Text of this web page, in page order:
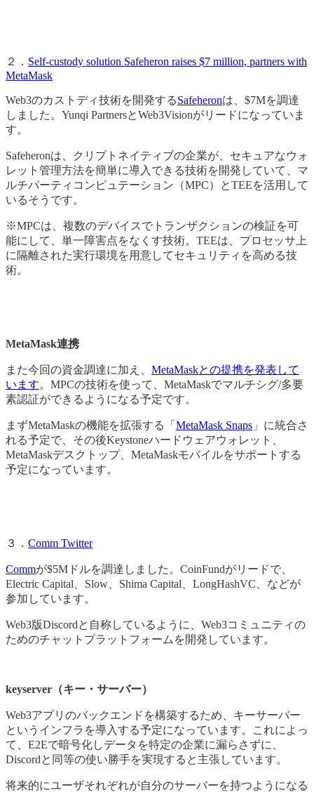
２． Self-custody solution Safeheron raises $7 million, partners with
MetaMask
Web3のカストディ技術を開発するSafeheronは、$7Mを調達
しました。Yunqi PartnersとWeb3Visionがリードになっていま
す。
Safeheronは、クリプトネイティブの企業が、セキュアなウォ
レット管理方法を簡単に導入できる技術を開発していて、マ
ルチパーティコンピュテーション（MPC）とTEEを活用して
いるそうです。
※MPCは、複数のデバイスでトランザクションの検証を可
能にして、単一障害点をなくす技術。TEEは、プロセッサ上
に隔離された実行環境を用意してセキュリティを高める技
術。
MetaMask連携
また今回の資金調達に加え、 MetaMaskとの提携を発表して
います。MPCの技術を使って、MetaMaskでマルチシグ/多要
素認証ができるようになる予定です。
まずMetaMaskの機能を拡張する「 MetaMask Snaps 」に統合さ
れる予定で、その後Keystoneハードウェアウォレット、
MetaMaskデスクトップ、MetaMaskモバイルをサポートする
予定になっています。
３． Comm Twitter
Commが$5Mドルを調達しました。CoinFundがリードで、
Electric Capital、Slow、Shima Capital、LongHashVC、などが
参加しています。
Web3版Discordと自称しているように、Web3コミュニティの
ためのチャットプラットフォームを開発しています。
keyserver（キー・サーバー）
Web3アプリのバックエンドを構築するため、キーサーバー
というインフラを導入する予定になっています。これによっ
て、E2Eで暗号化しデータを特定の企業に漏らさずに、
Discordと同等の使い勝手を実現すると主張しています。
将来的にユーザそれぞれが自分のサーバーを持つようになる